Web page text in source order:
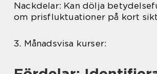
Nackdelar: Kan dölja
om prisfluktuationer på kort
3. Månadsvisa kurser: